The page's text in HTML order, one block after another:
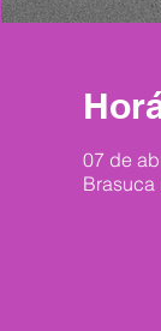
07 de
Brasuca